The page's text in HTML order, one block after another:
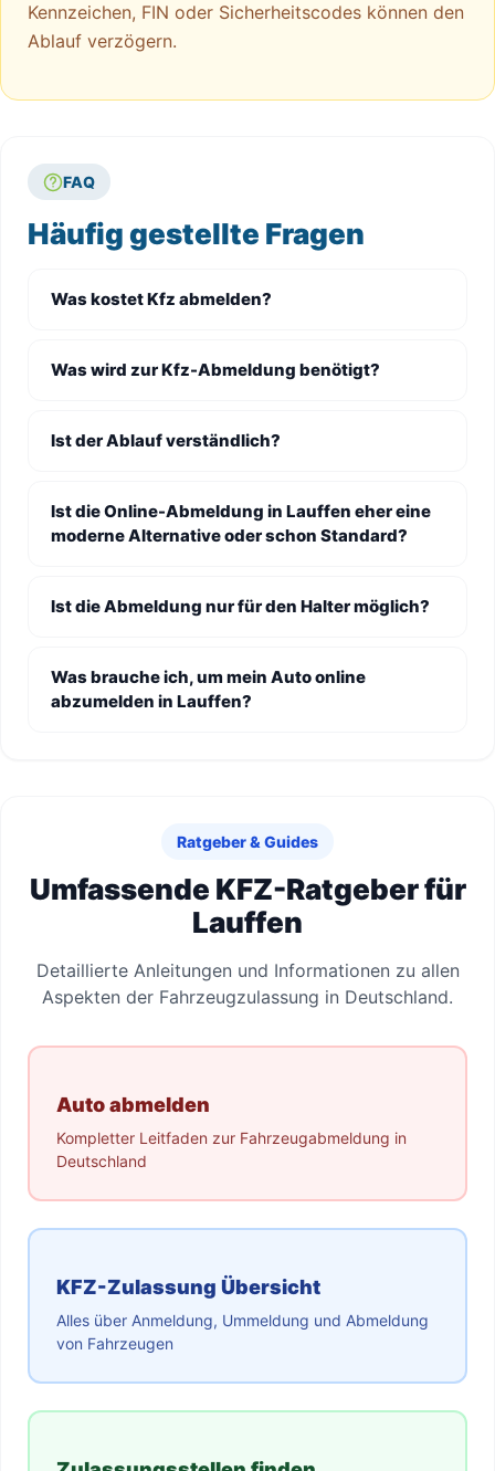
Kennzeichen, FIN oder Sicherheitscodes können den
Ablauf verzögern.
FAQ
Häufig gestellte Fragen
Was kostet Kfz abmelden?
Was wird zur Kfz-Abmeldung benötigt?
Ist der Ablauf verständlich?
Ist die Online-Abmeldung in Lauffen eher eine
moderne Alternative oder schon Standard?
Ist die Abmeldung nur für den Halter möglich?
Was brauche ich, um mein Auto online
abzumelden in Lauffen?
Ratgeber & Guides
Umfassende KFZ-Ratgeber für
Lauffen
Detaillierte Anleitungen und Informationen zu allen
Aspekten der Fahrzeugzulassung in Deutschland.
Auto abmelden
Kompletter Leitfaden zur Fahrzeugabmeldung in
Deutschland
KFZ-Zulassung Übersicht
Alles über Anmeldung, Ummeldung und Abmeldung
von Fahrzeugen